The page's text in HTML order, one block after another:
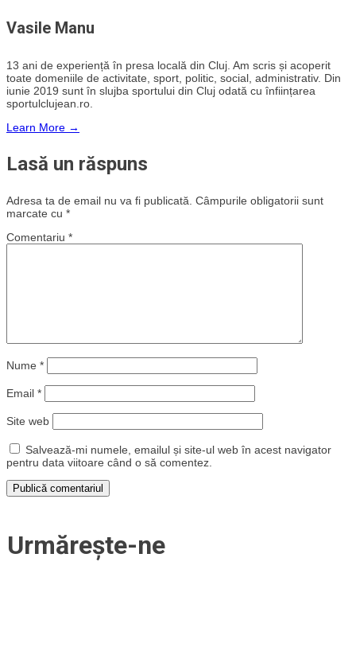
Vasile Manu
13 ani de experiență în presa locală din Cluj. Am scris și acoperit
toate domeniile de activitate, sport, politic, social, administrativ. Din
iunie 2019 sunt în slujba sportului din Cluj odată cu înființarea
sportulclujean.ro.
Learn More →
Lasă un răspuns
Adresa ta de email nu va fi publicată. Câmpurile obligatorii sunt
marcate cu *
Comentariu *
Nume *
Email *
Site web
Salvează-mi numele, emailul și site-ul web în acest navigator
pentru data viitoare când o să comentez.
Urmărește-ne